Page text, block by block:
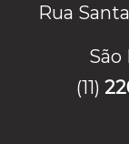
Rua
São
(11)